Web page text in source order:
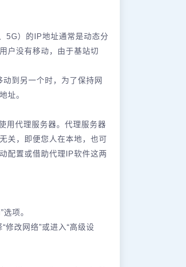
5G）的IP地址通常是动态分
户没有移动，由于基站切
到另一个时，为了保持网
址。
用代理服务器。代理服务器
关，即便您人在本地，也可
配置或借助代理IP软件这两
项。
改网络”或进入“高级设